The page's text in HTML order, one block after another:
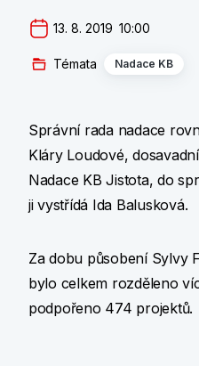
13. 8. 2019  10:00
Témata Nadace KB
Správní rada nadace
Kláry Loudové,
Nadace KB Jistota, do
ji vystřídá Ida Balusková.
Za dobu působení Sylvy
bylo celkem rozděleno
podpořeno 474 projektů.